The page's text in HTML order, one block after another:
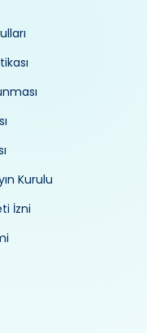
Kurulu
İzni